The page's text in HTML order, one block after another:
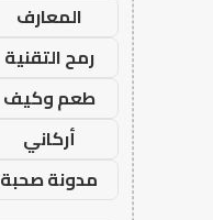
المعارف
رمح التقنية
طعم وكيف
أركاني
مدونة صحبة